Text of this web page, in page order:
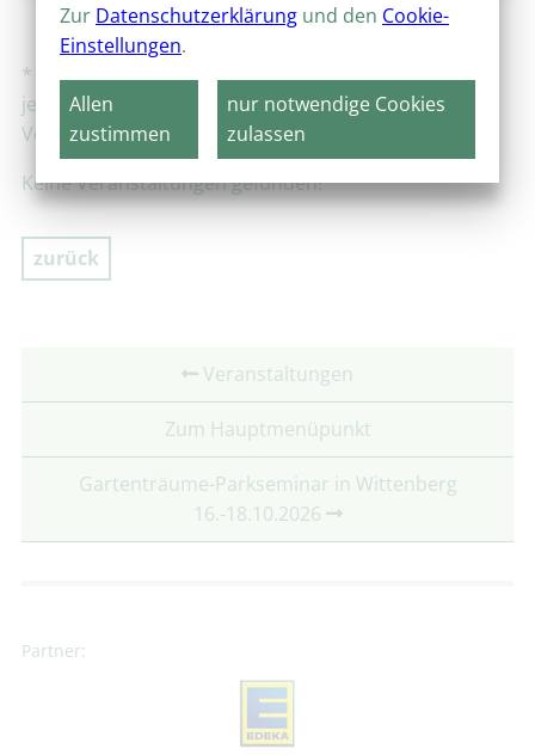
* Alle Angaben ohne Gewähr, Änderungen sind
jederzeit möglich. Bitte informieren Sie sich beim
Veranstalter!
Keine Veranstaltungen gefunden!
zurück
Veranstaltungen
Zum Hauptmenüpunkt
Gartenträume-Parkseminar in Wittenberg
16.-18.10.2026
Partner:
Zur Datenschutzerklärung und den Cookie-
Einstellungen.
Allen
zustimmen
nur notwendige Cookies
zulassen